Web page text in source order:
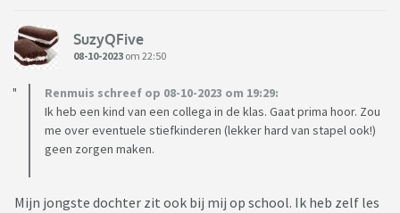
SuzyQFive
08-10-2023 om 22:50
Renmuis schreef op 08-10-2023 om 19:29:
Ik heb een kind van een collega in de klas. Gaat prima hoor. Zou
me over eventuele stiefkinderen (lekker hard van stapel ook!)
geen zorgen maken.
Mijn jongste dochter zit ook bij mij op school. Ik heb zelf les